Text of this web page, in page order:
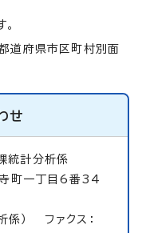
道府県市区町村別面
せ
統計分析係
町一丁目6番34
） ファクス：